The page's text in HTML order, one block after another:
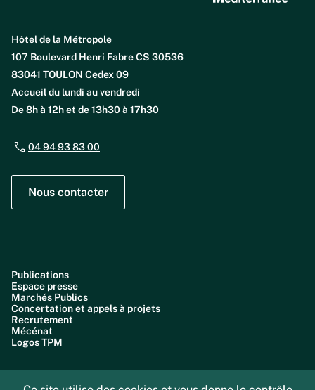
Hôtel de la Métropole
107 Boulevard Henri Fabre CS 30536
83041 TOULON Cedex 09
Accueil du lundi au vendredi
De 8h à 12h et de 13h30 à 17h30
04 94 93 83 00
Nous contacter
Publications
Espace presse
Marchés Publics
Concertation et appels à projets
Recrutement
Mécénat
Logos TPM